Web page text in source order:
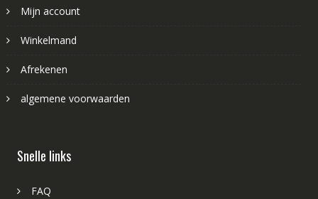
Mijn account
Winkelmand
Afrekenen
algemene voorwaarden
Snelle links
FAQ